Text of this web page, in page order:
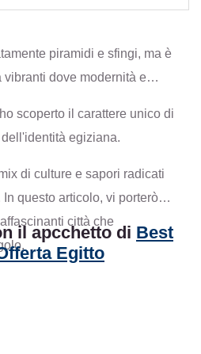
piramidi e sfingi, ma è
dove modernità e
scoperto il carattere unico di
egiziana.
di culture e sapori radicati
questo articolo, vi porterò
città che
il apcchetto di Best
Egitto